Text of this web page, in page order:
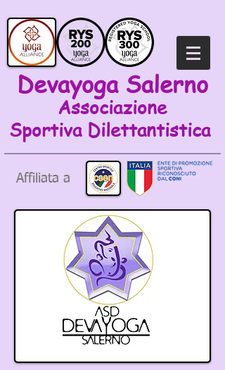
Devayoga Salerno
Associazione
Sportiva Dilettantistica
Affiliata a